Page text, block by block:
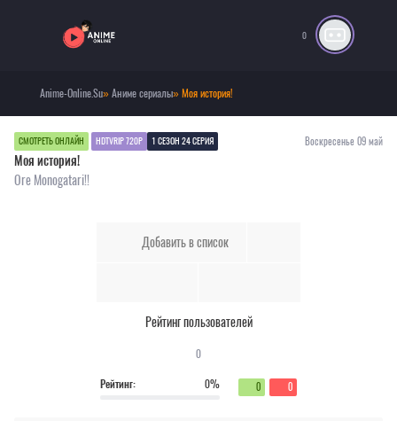
0
Anime-Online.Su»Аниме сериалы» Моя история!
СМОТРЕТЬ ОНЛАЙН HDTVRIP 720P 1 СЕЗОН 24 СЕРИЯ Воскресенье 09 май
Моя история!
Ore Monogatari!!
Добавить в список
Рейтинг пользователей
0
Рейтинг:
0% 0 0